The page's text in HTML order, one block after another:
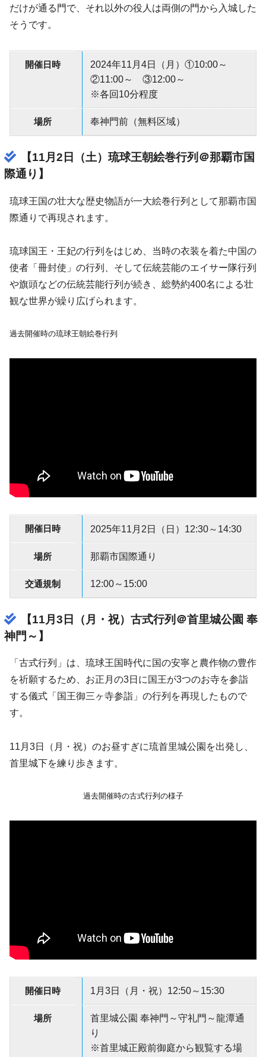
だけが通る門で、それ以外の役人は両側の門から入城した
そうです。
開催日時
2024年11月4日（月）①10:00～
②11:00～ ③12:00～
※各回10分程度
場所 奉神門前（無料区域）
【11月2日（土）琉球王朝絵巻行列＠那覇市国
際通り】
琉球王国の壮大な歴史物語が一大絵巻行列として那覇市国
際通りで再現されます。
琉球国王・王妃の行列をはじめ、当時の衣装を着た中国の
使者「冊封使」の行列、そして伝統芸能のエイサー隊行列
や旗頭などの伝統芸能行列が続き、総勢約400名による壮
観な世界が繰り広げられます。
過去開催時の琉球王朝絵巻行列
開催日時 2025年11月2日（日）12:30～14:30
場所 那覇市国際通り
交通規制 12:00～15:00
【11月3日（月・祝）古式行列＠首里城公園 奉
神門～】
「古式行列」は、琉球王国時代に国の安寧と農作物の豊作
を祈願するため、お正月の3日に国王が3つのお寺を参詣
する儀式「国王御三ヶ寺参詣」の行列を再現したもので
す。
11月3日（月・祝）のお昼すぎに琉首里城公園を出発し、
首里城下を練り歩きます。
過去開催時の古式行列の様子
開催日時 1月3日（月・祝）12:50～15:30
場所
首里城公園 奉神門～守礼門～龍潭通
り
※首里城正殿前御庭から観覧する場